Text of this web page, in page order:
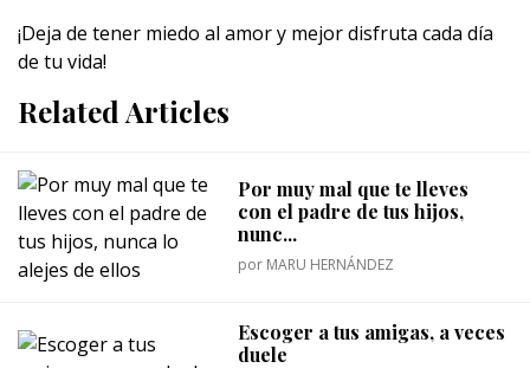
¡Deja de tener miedo al amor y mejor disfruta cada día
de tu vida!
Related Articles
Por muy mal que te lleves
con el padre de tus hijos,
nunc...
por MARU HERNÁNDEZ
Escoger a tus amigas, a veces
duele